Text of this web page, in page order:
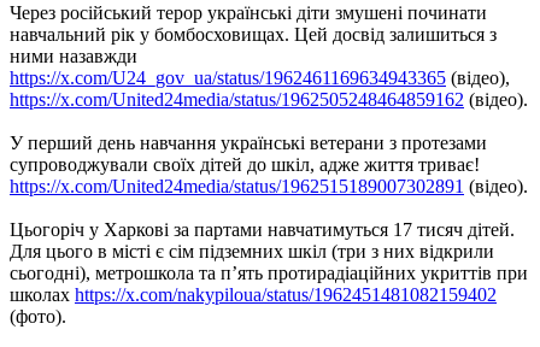
Через російський терор українські діти змушені починати
навчальний рік у бомбосховищах. Цей досвід залишиться з
ними назавжди
https://x.com/U24_gov_ua/status/1962461169634943365 (відео),
https://x.com/United24media/status/1962505248464859162 (відео).
У перший день навчання українські ветерани з протезами
супроводжували своїх дітей до шкіл, адже життя триває!
https://x.com/United24media/status/1962515189007302891 (відео).
Цьогоріч у Харкові за партами навчатимуться 17 тисяч дітей.
Для цього в місті є сім підземних шкіл (три з них відкрили
сьогодні), метрошкола та пʼять протирадіаційних укриттів при
школах https://x.com/nakypiloua/status/1962451481082159402
(фото).